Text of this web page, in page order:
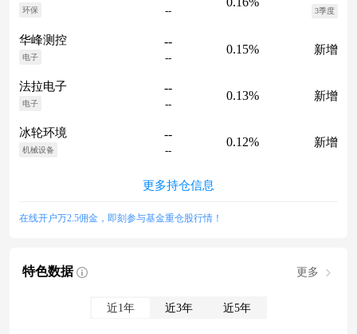
环保 -- 3季度
华峰测控
电子
--
--
0.15% 新增
法拉电子
电子
--
--
0.13% 新增
冰轮环境
机械设备
--
--
0.12% 新增
更多持仓信息
在线开户万2.5佣金，即刻参与基金重仓股行情！
特色数据 更多
近1年 近3年 近5年